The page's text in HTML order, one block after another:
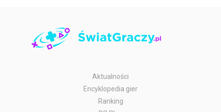
Aktualności
Encyklopedia gier
Ranking